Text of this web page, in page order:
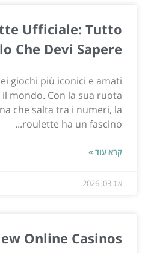
Ufficiale: Tutto
Che Devi Sapere
giochi più iconici e amati
mondo. Con la sua ruota
che salta tra i numeri, la
roulette ha un fascino...
קרא עוד »
אוג 03, 2026
Online Casinos